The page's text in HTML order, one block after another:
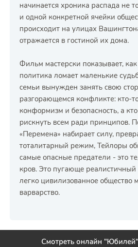
начинается хроника распада не
и одной конкретной ячейки
происходит на улицах
отражается в гостиной их дома.
Фильм мастерски показывает,
политика ломает маленькие
семьи вынужден занять свою
разгорающемся конфликте: кто-
конформизм и безопасность, а
рискнуть всем ради принципов.
«Перемена» набирает силу,
тоталитарный режим, Тейлоры
самые опасные предатели - это
кров. Это пугающе реалистичный
легко цивилизованное общество
варварство.
Смотреть онлайн